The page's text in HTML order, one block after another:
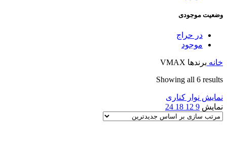
وضعیت موجودی
در حراج
موجود
خانه برندها VMAX
Showing all 6 results
نمایش نوار کناری
نمایش 9
12
18
24